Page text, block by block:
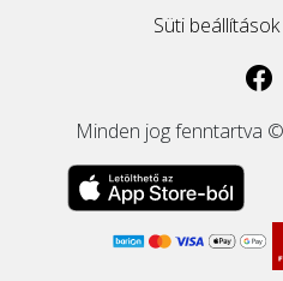
Süti
Minden jog fenntartva